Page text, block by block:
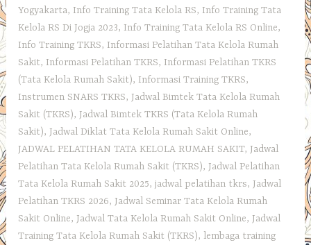
Yogyakarta, Info Training Tata Kelola RS, Info Training Tata
Kelola RS Di Jogja 2023, Info Training Tata Kelola RS Online,
Info Training TKRS, Informasi Pelatihan Tata Kelola Rumah
Sakit, Informasi Pelatihan TKRS, Informasi Pelatihan TKRS
(Tata Kelola Rumah Sakit), Informasi Training TKRS,
Instrumen SNARS TKRS, Jadwal Bimtek Tata Kelola Rumah
Sakit (TKRS), Jadwal Bimtek TKRS (Tata Kelola Rumah
Sakit), Jadwal Diklat Tata Kelola Rumah Sakit Online,
JADWAL PELATIHAN TATA KELOLA RUMAH SAKIT, Jadwal
Pelatihan Tata Kelola Rumah Sakit (TKRS), Jadwal Pelatihan
Tata Kelola Rumah Sakit 2025,jadwal pelatihan tkrs, Jadwal
Pelatihan TKRS 2026, Jadwal Seminar Tata Kelola Rumah
Sakit Online, Jadwal Tata Kelola Rumah Sakit Online, Jadwal
Training Tata Kelola Rumah Sakit (TKRS), lembaga training